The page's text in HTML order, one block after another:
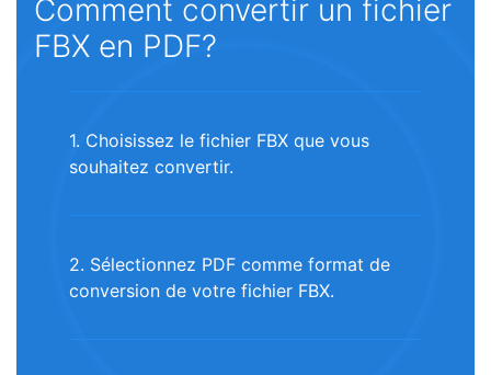
Comment convertir un fichier
FBX en PDF?
1. Choisissez le fichier FBX que vous
souhaitez convertir.
2. Sélectionnez PDF comme format de
conversion de votre fichier FBX.